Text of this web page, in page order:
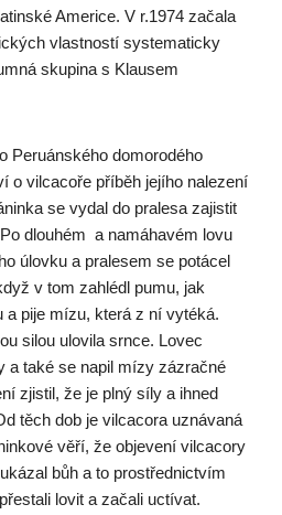
Americe. V r.1974 začala
vlastností systematicky
skupina s Klausem
Peruánského domorodého
o vilcacoře příběh jejího nalezení
se vydal do pralesa zajistit
dlouhém a namáhavém lovu
úlovku a pralesem se potácel
v tom zahlédl pumu, jak
a pije mízu, která z ní vytéká.
silou ulovila srnce. Lovec
a také se napil mízy zázračné
zjistil, že je plný síly a ihned
těch dob je vilcacora uznávaná
věří, že objevení vilcacory
bůh a to prostřednictvím
lovit a začali uctívat.